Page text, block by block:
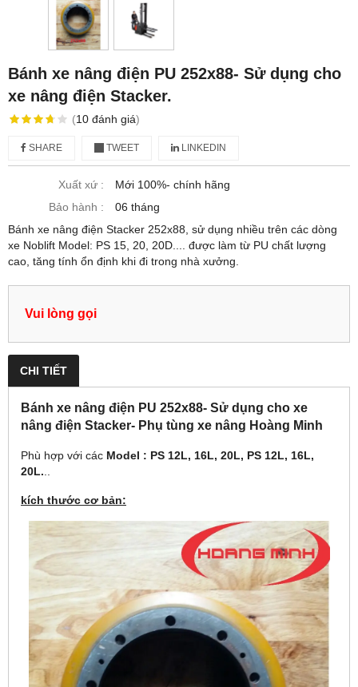
Bánh xe nâng điện PU 252x88- Sử dụng cho
xe nâng điện Stacker.
(10 đánh giá)
SHARE TWEET LINKEDIN
Xuất xứ :
Mới 100%- chính hãng
Bảo hành :
06 tháng
Bánh xe nâng điện Stacker 252x88, sử dụng nhiều trên các dòng
xe Noblift Model: PS 15, 20, 20D.... được làm từ PU chất lượng
cao, tăng tính ổn định khi đi trong nhà xưởng.
Vui lòng gọi
CHI TIẾT
Bánh xe nâng điện PU 252x88- Sử dụng cho xe
nâng điện Stacker- Phụ tùng xe nâng Hoàng Minh
Phù hợp với các Model : PS 12L, 16L, 20L, PS 12L, 16L,
20L.
kích thước cơ bản: